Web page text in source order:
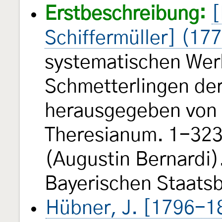
Erstbeschreibung:
Schiffermüller]
systematischen
Schmetterlingen
herausgegeben
Theresianum. 1-
(Augustin
Bayerischen
Hübner, J. [1796-